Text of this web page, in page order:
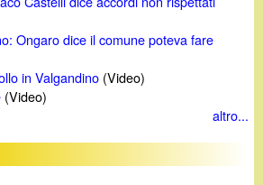
Ongaro dice il comune poteva fare
in Valgandino (Video)
(Video)
altro...